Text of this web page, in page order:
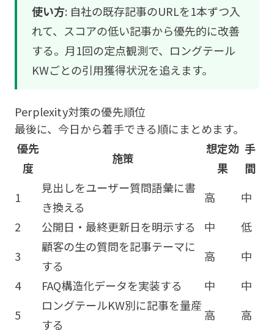
使い方: 自社の既存記事のURLを1本ずつ入
れて、スコアの低い記事から優先的に改善
する。月1回の定点観測で、ロングテール
KWごとの引用獲得状況を追えます。
Perplexity対策の優先順位
最後に、今日から着手できる順にまとめます。
優先
度
施策
想定効
果
手
間
1
見出しをユーザー質問語彙に書
き換える
高
中
2
公開日・最終更新日を明示する 中
低
3
顧客の生の質問を記事テーマに
する
高
中
4
FAQ構造化データを実装する 中
中
5
ロングテールKW別に記事を量産
する
高 高